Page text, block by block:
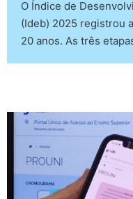
O Índice de
(Ideb) 2025 registrou
20 anos. As três